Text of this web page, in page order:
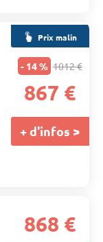
Prix malin
- 14 % 1012 €
867 €
+ d'infos >
868 €